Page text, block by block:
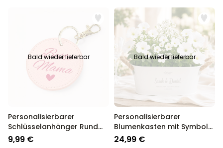
Bald wieder lieferbar
Personalisierbarer
Schlüsselanhänger Rund
mit Text
9,99 €
Bald wieder lieferbar
Personalisierbarer
Blumenkasten mit Symbol
und Text
24,99 €